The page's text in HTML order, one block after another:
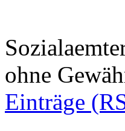
ohne
Einträge